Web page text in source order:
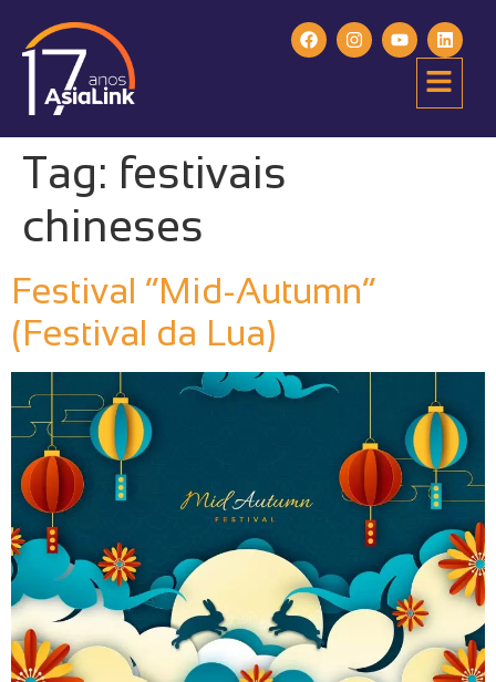
Tag: festivais
chineses
Festival “Mid-Autumn”
(Festival da Lua)